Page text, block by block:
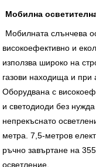
Мобилна
Мобилната слънчева
високоефективно и
използва широко на
газови находища и при
Оборудвана с
и светодиоди без
непрекъснато
метра. 7,5-метров
ръчно завъртане на
осветление.